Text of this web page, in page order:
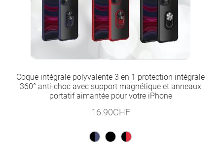
Coque intégrale polyvalente 3 en 1 protection intégrale
360° anti-choc avec support magnétique et anneaux
portatif aimantée pour votre iPhone
16.90CHF